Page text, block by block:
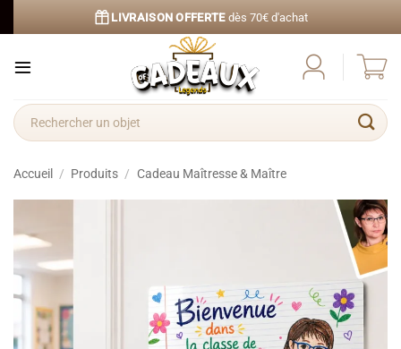
LIVRAISON OFFERTEdès 70€ d'achat
Recherche
pour :
Accueil / Produits / Cadeau Maîtresse & Maître